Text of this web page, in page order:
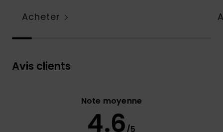
Acheter
Avis clients
Note moyenne
4.6/5